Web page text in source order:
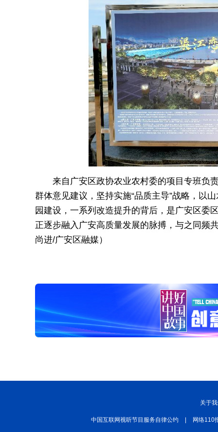
来自广安区政协农业农村委的项目专班负
群体意见建议，坚持实施“品质主导”战略，以
园建设，一系列改造提升的背后，是广安区委
正逐步融入广安高质量发展的脉搏，与之同频
尚进/广安区融媒）
关于
中国互联网视听节目服务自律公约 网络110